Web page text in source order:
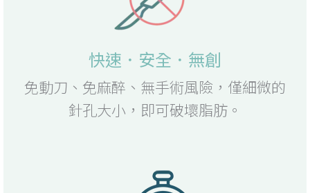
快速．安全．無創
免動刀、免麻醉、無手術風險，僅細微的
針孔大小，即可破壞脂肪。